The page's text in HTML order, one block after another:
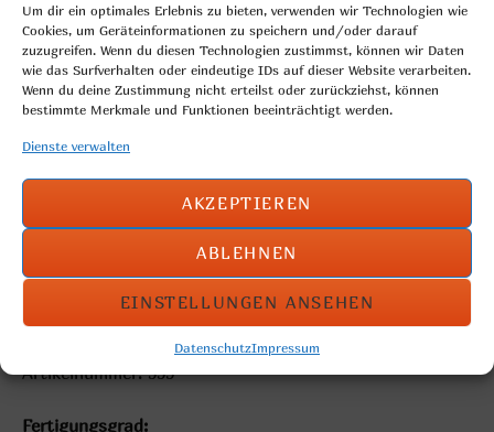
Um dir ein optimales Erlebnis zu bieten, verwenden wir Technologien wie
Cookies, um Geräteinformationen zu speichern und/oder darauf
zuzugreifen. Wenn du diesen Technologien zustimmst, können wir Daten
wie das Surfverhalten oder eindeutige IDs auf dieser Website verarbeiten.
Wenn du deine Zustimmung nicht erteilst oder zurückziehst, können
bestimmte Merkmale und Funktionen beeinträchtigt werden.
Dienste verwalten
AKZEPTIEREN
ABLEHNEN
EINSTELLUNGEN ANSEHEN
DatenschutzImpressum
rustikales Weizenmischbrötchen mit einer Vielzahl an
Saaten
Gewicht: 120g
Kartoninhalt: 60 Stück
Artikelnummer: 555
Fertigungsgrad: